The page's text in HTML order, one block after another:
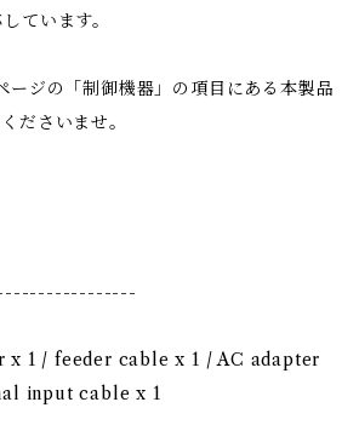
ています。
ージの「制御機器」の項目にある本製品
ださいませ。
1 / feeder cable x 1 / AC adapter
input cable x 1